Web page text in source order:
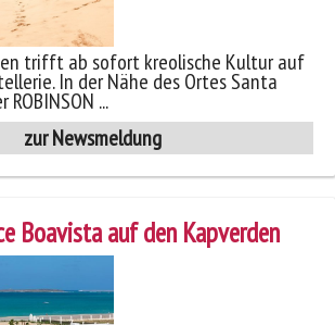
trifft ab sofort kreolische Kultur auf
In der Nähe des Ortes Santa
...
zur Newsmeldung
Boavista auf den Kapverden